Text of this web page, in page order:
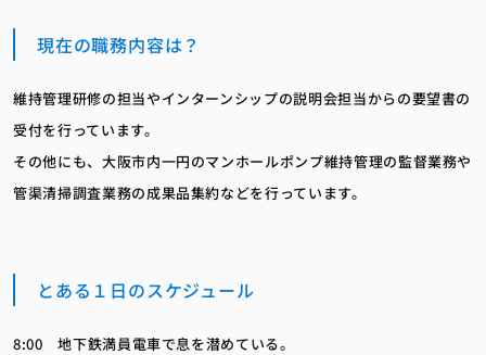
現在の職務内容は？
維持管理研修の担当やインターンシップの説明会担当からの要望書の
受付を行っています。
その他にも、大阪市内一円のマンホールポンプ維持管理の監督業務や
管渠清掃調査業務の成果品集約などを行っています。
とある１日のスケジュール
8:00 地下鉄満員電車で息を潜めている。